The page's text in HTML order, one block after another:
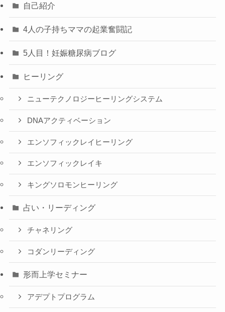
自己紹介
4人の子持ちママの起業奮闘記
5人目！妊娠糖尿病ブログ
ヒーリング
ニューテクノロジーヒーリングシステム
DNAアクティベーション
エンソフィックレイヒーリング
エンソフィックレイキ
キングソロモンヒーリング
占い・リーディング
チャネリング
コダンリーディング
形而上学セミナー
アデプトプログラム